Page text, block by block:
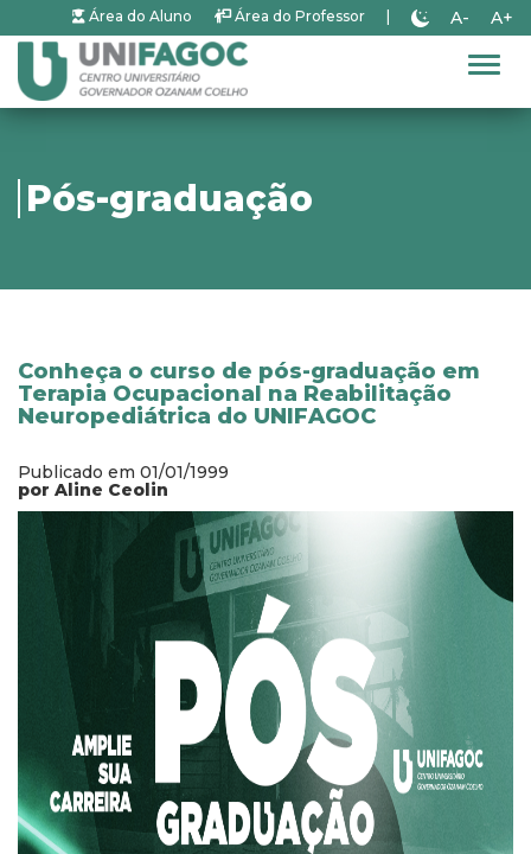
Área do Aluno Área do Professor A- A+
Pós-graduação
Conheça o curso de pós-graduação em
Terapia Ocupacional na Reabilitação
Neuropediátrica do UNIFAGOC
Publicado em 01/01/1999
por Aline Ceolin